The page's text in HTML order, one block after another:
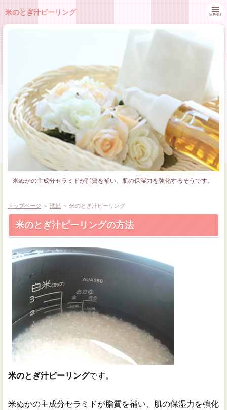
米のとぎ汁ピーリング
米ぬかの主成分セラミドが脂質を補い、肌の保湿力を強化するそうです。
MENU
目次（サイトマップ)
【重要】手作り化粧品の注意とお願い
トップページ ＞ 洗顔 ＞ 米のとぎ汁ピーリング
米のとぎ汁ピーリングの方法
米のとぎ汁ピーリングです。
米ぬかの主成分セラミドが脂質を補い、肌の保湿力を強化